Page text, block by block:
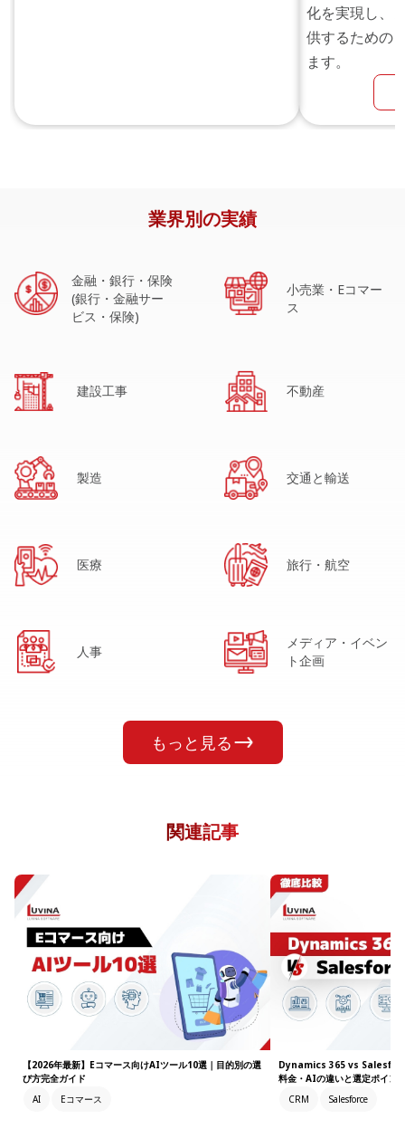
化を実現し、
供するための
ます。
業界別の実績
金融・銀行・保険
(銀行・金融サー
ビス・保険)
小売業・Eコマー
ス
建設工事 不動産
製造 交通と輸送
医療 旅行・航空
人事
メディア・イベン
ト企画
もっと見る
関連記事
【2026年最新】Eコマース向けAIツール10選｜目的別の選
び方完全ガイド
AI
Eコマース
Dynamics 365 vs
料金・AIの違いと選定ポイン
CRM
Salesforce